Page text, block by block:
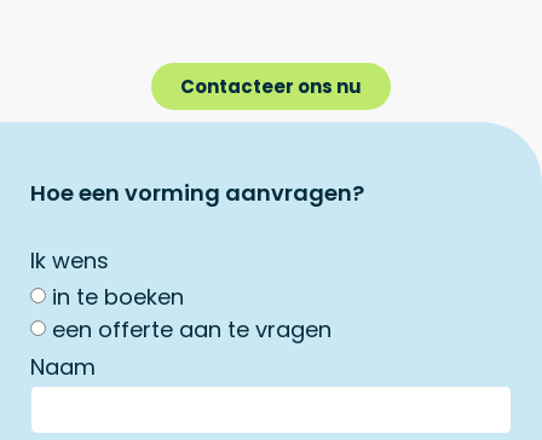
Contacteer ons nu
Hoe een vorming aanvragen?
Ik wens
in te boeken
een offerte aan te vragen
Naam